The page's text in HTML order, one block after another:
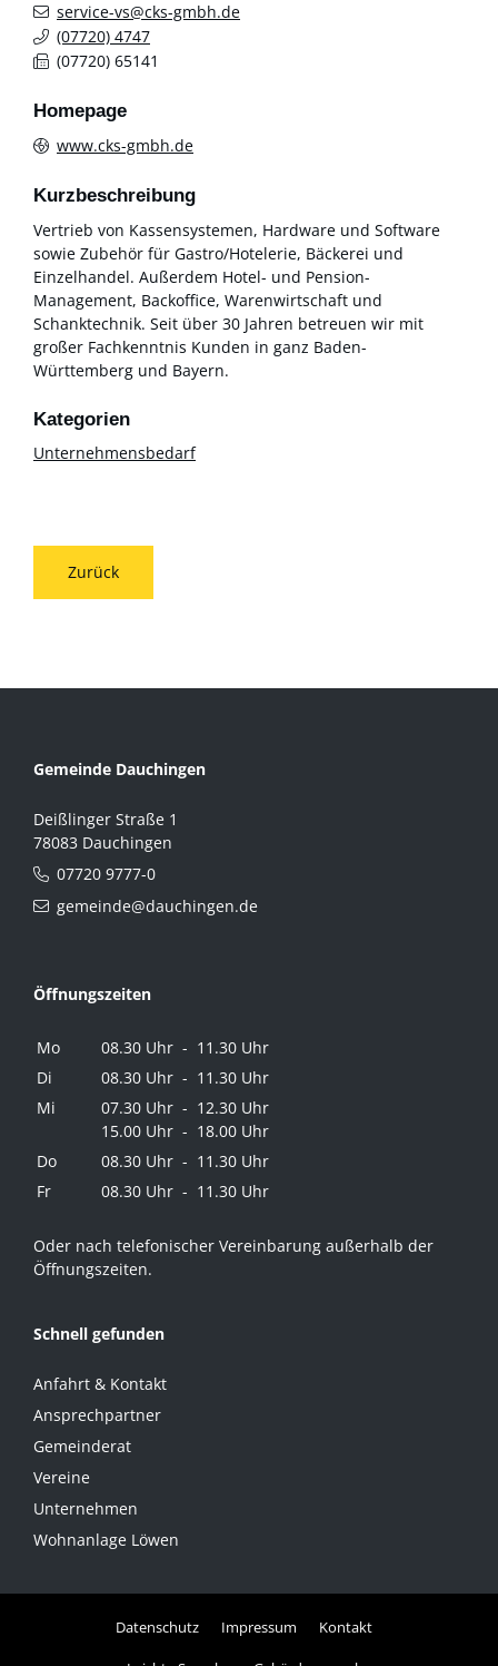
service-vs@cks-gmbh.de
(07720) 4747
(07720) 65141
Homepage
www.cks-gmbh.de
Kurzbeschreibung
Vertrieb von Kassensystemen, Hardware und Software
sowie Zubehör für Gastro/Hotelerie, Bäckerei und
Einzelhandel. Außerdem Hotel- und Pension-
Management, Backoffice, Warenwirtschaft und
Schanktechnik. Seit über 30 Jahren betreuen wir mit
großer Fachkenntnis Kunden in ganz Baden-
Württemberg und Bayern.
Unternehmensbedarf
Zurück
Gemeinde Dauchingen
Deißlinger Straße 1
78083 Dauchingen
07720 9777-0
gemeinde@dauchingen.de
Öffnungszeiten
Mo
08.30 Uhr - 11.30 Uhr
Di
08.30 Uhr - 11.30 Uhr
Mi
07.30 Uhr - 12.30 Uhr
15.00 Uhr - 18.00 Uhr
Do
08.30 Uhr - 11.30 Uhr
Fr
08.30 Uhr - 11.30 Uhr
Oder nach telefonischer Vereinbarung außerhalb der
Öffnungszeiten.
Schnell gefunden
Anfahrt & Kontakt
Ansprechpartner
Gemeinderat
Vereine
Unternehmen
Wohnanlage Löwen
Datenschutz Impressum Kontakt